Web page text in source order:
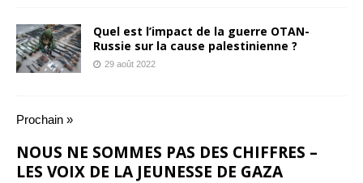
Quel est l’impact de la guerre OTAN-
Russie sur la cause palestinienne ?
29 août 2022
Prochain »
NOUS NE SOMMES PAS DES CHIFFRES –
LES VOIX DE LA JEUNESSE DE GAZA